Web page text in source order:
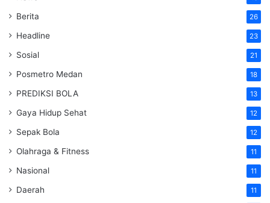
Berita 26
Headline 23
Sosial 21
Posmetro Medan 18
PREDIKSI BOLA 13
Gaya Hidup Sehat 12
Sepak Bola 12
Olahraga & Fitness 11
Nasional 11
Daerah 11